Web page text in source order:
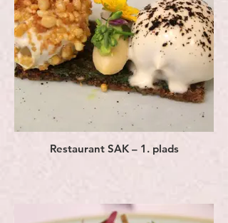
Restaurant SAK – 1. plads